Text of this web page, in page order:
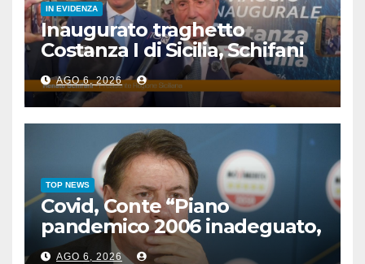
IN EVIDENZA
Inaugurato traghetto
Costanza I di Sicilia, Schifani
“Mantenuto impegni presi”
AGO 6, 2026
TOP NEWS
Covid, Conte “Piano
pandemico 2006 inadeguato,
virus senza precedenti”
AGO 6, 2026